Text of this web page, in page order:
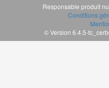
Responsable produit
Conditions
© Version 6.4.5-